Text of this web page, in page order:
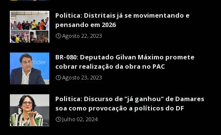
Politica: Distritais já se movimentando e
pensando em 2026
Agosto 22, 2023
BR-080: Deputado Gilvan Máximo promete
cobrar realização da obra no PAC
Agosto 23, 2023
Politica: Discurso de "já ganhou" de Damares
soa como provocação a políticos do DF
Julho 02, 2024